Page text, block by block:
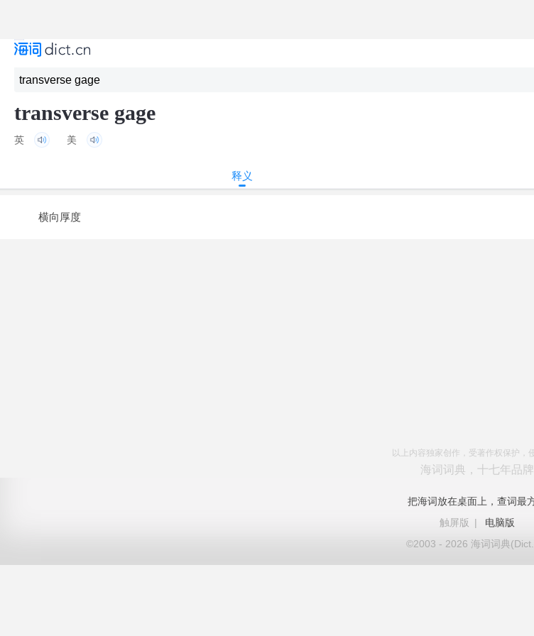
transverse gage
英 美
释义
横向厚度
以上内容独家创作，受著作权保护，
海词词典，十七年品牌
把海词放在桌面上，查词最
触屏版
|
电脑版
©2003 - 2026 海词词典